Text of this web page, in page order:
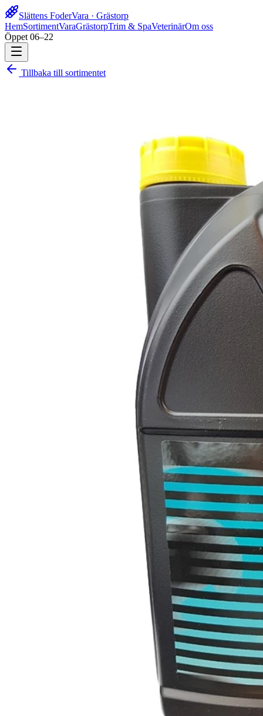
Slättens FoderVara · Grästorp
HemSortimentVaraGrästorpTrim & SpaVeterinärOm oss
Öppet 06–22
Tillbaka till sortimentet